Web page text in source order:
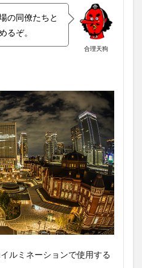
合理天狗
の同僚たちと
るぞ。
ルミネーションで使用する